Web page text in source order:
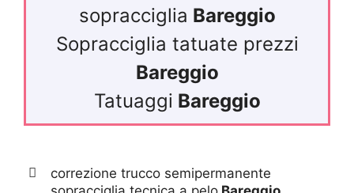
sopracciglia Bareggio
Sopracciglia tatuate prezzi
Bareggio
Tatuaggi Bareggio
correzione trucco semipermanente